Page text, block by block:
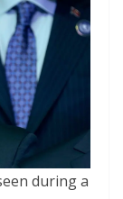
during a